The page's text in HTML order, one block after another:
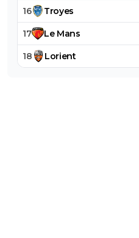
16 Troyes
17 Le Mans
18 Lorient